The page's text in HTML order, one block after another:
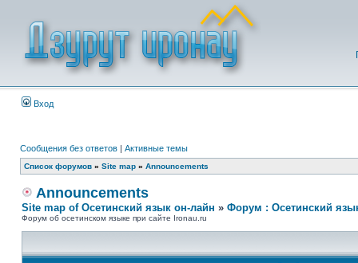
Вход
Сообщения без ответов | Активные темы
Список форумов » Site map » Announcements
Announcements
Site map of Осетинский язык он-лайн » Форум : Осетинский
Форум об осетинском языке при сайте Ironau.ru